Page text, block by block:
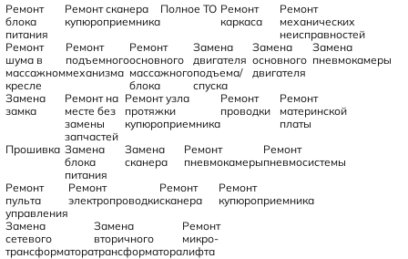
Ремонт
блока
питания
Ремонт сканера
купюроприемника
Полное ТО Ремонт
каркаса
Ремонт
механических
неисправностей
Ремонт
шума в
массажном
кресле
Ремонт
подъемного
механизма
Ремонт
основного
массажного
блока
Замена
двигателя
подъема/
спуска
Замена
основного
двигателя
Замена
пневмокамеры
Замена
замка
Ремонт на
месте без
замены
запчастей
Ремонт узла
протяжки
купюроприемника
Ремонт
проводки
Ремонт
материнской
платы
Прошивка Замена
блока
питания
Замена
сканера
Ремонт
пневмокамеры
Ремонт
пневмосистемы
Ремонт
пульта
управления
Ремонт
электропроводки
Ремонт
сканера
Ремонт
купюроприемника
Замена
сетевого
трансформатора
Замена
вторичного
трансформатора
Ремонт
микро-
лифта